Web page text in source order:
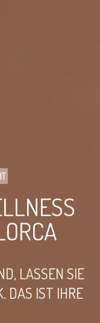
LASSEN SIE
DAS IST IHRE